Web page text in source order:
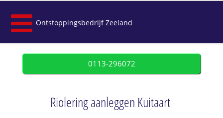
Ontstoppingsbedrijf Zeeland
0113-296072
Riolering aanleggen Kuitaart